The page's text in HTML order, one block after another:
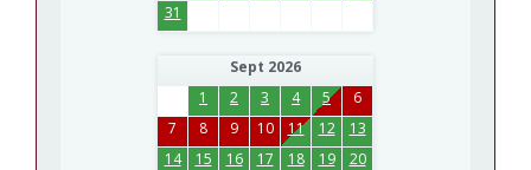
31
Sept 2026
1
2 3 4 5
6
7
8 9 10 11 12
13
14
15 16 17 18 19
20